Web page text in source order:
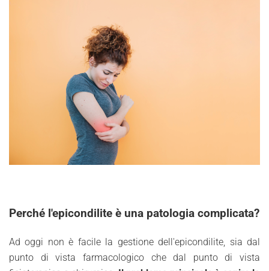
Perché l'epicondilite è una patologia complicata?
Ad oggi non è facile la gestione dell'epicondilite, sia dal
punto di vista farmacologico che dal punto di vista